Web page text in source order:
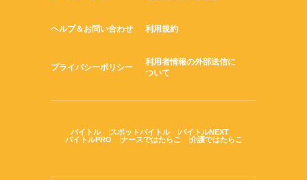
ヘルプ＆お問い合わせ 利用規約
プライバシーポリシー
利用者情報の外部送信に
ついて
バイトル スポットバイトル
バイトルNEXT
バイトルPRO
ナースではたらこ 介護ではたらこ